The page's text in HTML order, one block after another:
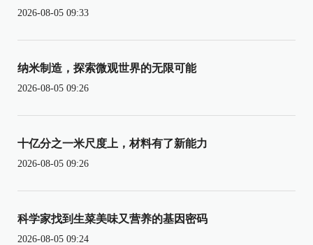
2026-08-05 09:33
纳米制造，探索微观世界的无限可能
2026-08-05 09:26
十亿分之一米尺度上，材料有了新能力
2026-08-05 09:26
科学家找到生菜美味又营养的基因密码
2026-08-05 09:24